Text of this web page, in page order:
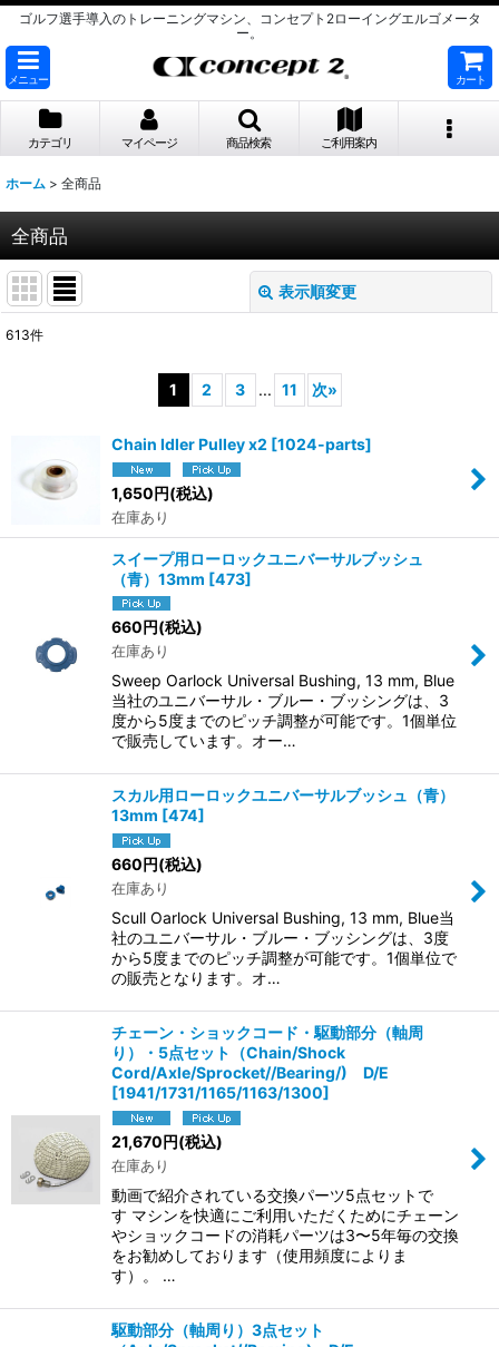
ゴルフ選手導入のトレーニングマシン、コンセプト2ローイングエルゴメータ
ー。
メニュー カート
カテゴリ マイページ 商品検索 ご利用案内
ホーム > 全商品
全商品
表示順変更
絞り込む
613件
1 2 3 ... 11 次»
Chain Idler Pulley x2 [1024-parts]
1,650円(税込)
在庫あり
スイープ用ローロックユニバーサルブッシュ
（青）13mm [473]
660円(税込)
在庫あり
Sweep Oarlock Universal Bushing, 13 mm, Blue
当社のユニバーサル・ブルー・ブッシングは、3
度から5度までのピッチ調整が可能です。1個単位
で販売しています。オー…
スカル用ローロックユニバーサルブッシュ（青）
13mm [474]
660円(税込)
在庫あり
Scull Oarlock Universal Bushing, 13 mm, Blue当
社のユニバーサル・ブルー・ブッシングは、3度
から5度までのピッチ調整が可能です。1個単位で
の販売となります。オ…
チェーン・ショックコード・駆動部分（軸周
り）・5点セット（Chain/Shock
Cord/Axle/Sprocket//Bearing/) D/E
[1941/1731/1165/1163/1300]
21,670円(税込)
在庫あり
動画で紹介されている交換パーツ5点セットで
す マシンを快適にご利用いただくためにチェーン
やショックコードの消耗パーツは3〜5年毎の交換
をお勧めしております（使用頻度によりま
す）。 …
駆動部分（軸周り）3点セット